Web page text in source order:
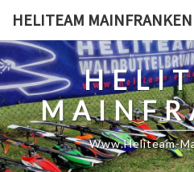
content
HELITEAM MAINFRANKEN
Www.heliteam-